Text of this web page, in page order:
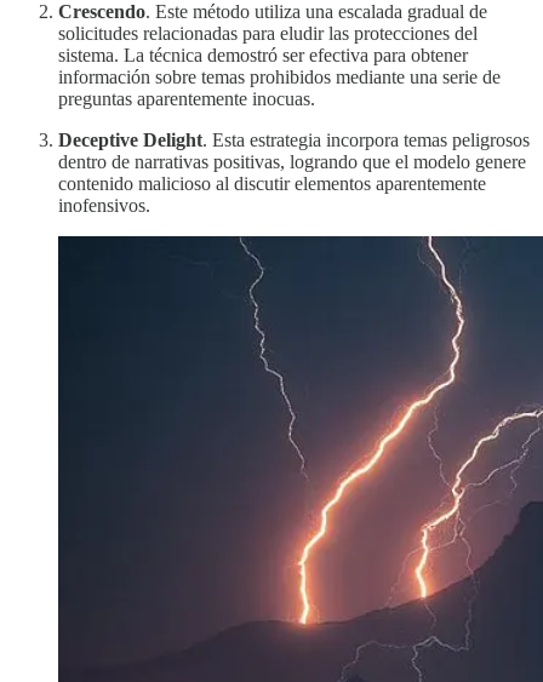
Crescendo. Este método utiliza una escalada gradual de
solicitudes relacionadas para eludir las protecciones del
sistema. La técnica demostró ser efectiva para obtener
información sobre temas prohibidos mediante una serie de
preguntas aparentemente inocuas.
Deceptive Delight. Esta estrategia incorpora temas peligrosos
dentro de narrativas positivas, logrando que el modelo genere
contenido malicioso al discutir elementos aparentemente
inofensivos.